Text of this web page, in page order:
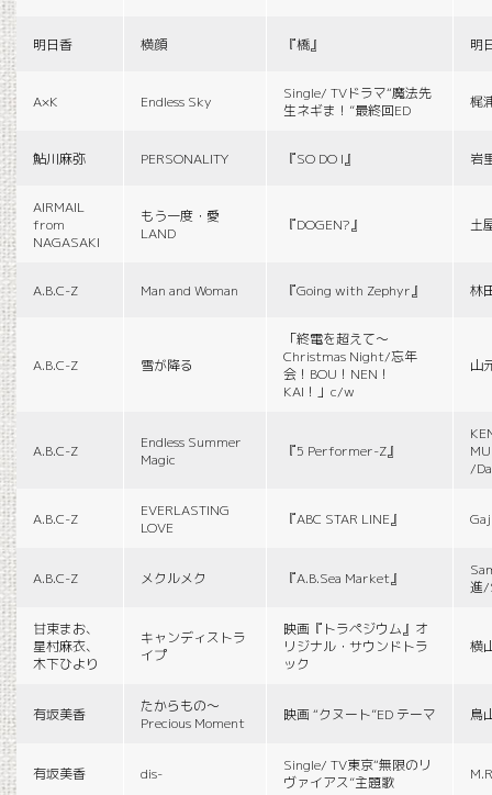
明日香 横顔 『橋』 明
A×K Endless Sky
Single/ TVドラマ“魔法先
生ネギま！”最終回ED
梶
鮎川麻弥 PERSONALITY 『SO DO I』 岩
AIRMAIL
from
NAGASAKI
もう一度・愛
LAND
『DOGEN?』 土
A.B.C-Z Man and Woman 『Going with Zephyr』 林
A.B.C-Z 雪が降る
「終電を超えて～
Christmas Night/忘年
会！BOU！NEN！
KAI！」c/w
山
A.B.C-Z
Endless Summer
Magic
『5 Performer-Z』
/
A.B.C-Z
EVERLASTING
LOVE
『ABC STAR LINE』
A.B.C-Z メクルメク 『A.B.Sea Market』
進/
甘束まお、
星村麻衣、
木下ひより
キャンディストラ
イプ
映画『トラペジウム』オ
リジナル・サウンドトラ
ック
横
有坂美香
たからもの〜
Precious Moment
映画 “クヌート”ED テーマ 鳥
有坂美香 dis-
Single/ TV東京“無限のリ
ヴァイアス”主題歌